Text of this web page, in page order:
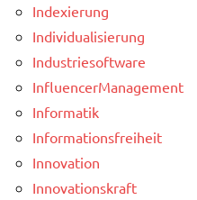
Indexierung
Individualisierung
Industriesoftware
InfluencerManagement
Informatik
Informationsfreiheit
Innovation
Innovationskraft